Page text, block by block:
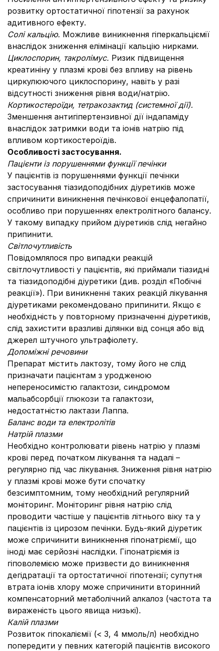
розвитку ортостатичної гіпотензії за рахунок
адитивного ефекту.
Солі кальцію. Можливе виникнення гіперкальціємії
внаслідок зниження елімінації кальцію нирками.
Циклоспорин, такролімус. Ризик підвищення
креатиніну у плазмі крові без впливу на рівень
циркулюючого циклоспорину, навіть у разі
відсутності зниження рівня води/натрію.
Кортикостероїди, тетракозактид (системної дії).
Зменшення антигіпертензивної дії індапаміду
внаслідок затримки води та іонів натрію під
впливом кортикостероїдів.
Особливості застосування.
Пацієнти із порушеннями функції печінки
У пацієнтів із порушеннями функції печінки
застосування тіазидоподібних діуретиків може
спричинити виникнення печінкової енцефалопатії,
особливо при порушеннях електролітного балансу.
У такому випадку прийом діуретиків слід негайно
припинити.
Світлочутливість
Повідомлялося про випадки реакцій
світлочутливості у пацієнтів, які приймали тіазидні
та тіазидоподібні діуретики (див. розділ «Побічні
реакції»). При виникненні таких реакцій лікування
діуретиками рекомендовано припинити. Якщо є
необхідність у повторному призначенні діуретиків,
слід захистити вразливі ділянки від сонця або від
джерел штучного ультрафіолету.
Допоміжні речовини
Препарат містить лактозу, тому його не слід
призначати пацієнтам з уродженою
непереносимістю галактози, синдромом
мальабсорбції глюкози та галактози,
недостатністю лактази Лаппа.
Баланс води та електролітів
Натрій плазми
Необхідно контролювати рівень натрію у плазмі
крові перед початком лікування та надалі –
регулярно під час лікування. Зниження рівня натрію
у плазмі крові може бути спочатку
безсимптомним, тому необхідний регулярний
моніторинг. Моніторинг рівня натрію слід
проводити частіше у пацієнтів літнього віку та у
пацієнтів із цирозом печінки. Будь-який діуретик
може спричинити виникнення гіпонатріємії, що
іноді має серйозні наслідки. Гіпонатріємія із
гіповолемією може призвести до виникнення
дегідратації та ортостатичної гіпотензії; супутня
втрата іонів хлору може спричинити вторинний
компенсаторний метаболічний алкалоз (частота та
вираженість цього явища низькі).
Калій плазми
Розвиток гіпокаліємії (< 3, 4 ммоль/л) необхідно
попередити у певних категорій пацієнтів високого